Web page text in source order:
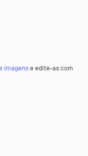
imagense edite-as com